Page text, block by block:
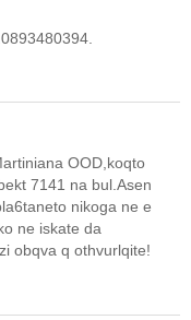
OOD,koqto
7141 na bul.Asen
nikoga ne e
ne iskate da
obqva q othvurlqite!